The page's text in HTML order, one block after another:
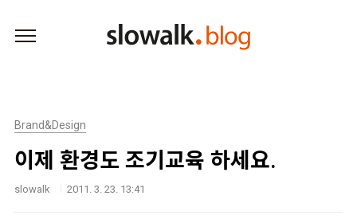
Brand&Design
이제 환경도 조기교육 하세요.
slowalk 2011. 3. 23. 13:41